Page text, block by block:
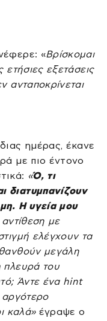
«Βρίσκομαι
εξετάσεις
ανταποκρίνεται
ημέρας, έκανε
με πιο έντονο
«Ό, τι
διατυμπανίζουν
Η υγεία μου
με
ελέγχουν τα
μεγάλη
πλευρά του
Άντε ένα hint
αργότερο
καλά»έγραψε ο